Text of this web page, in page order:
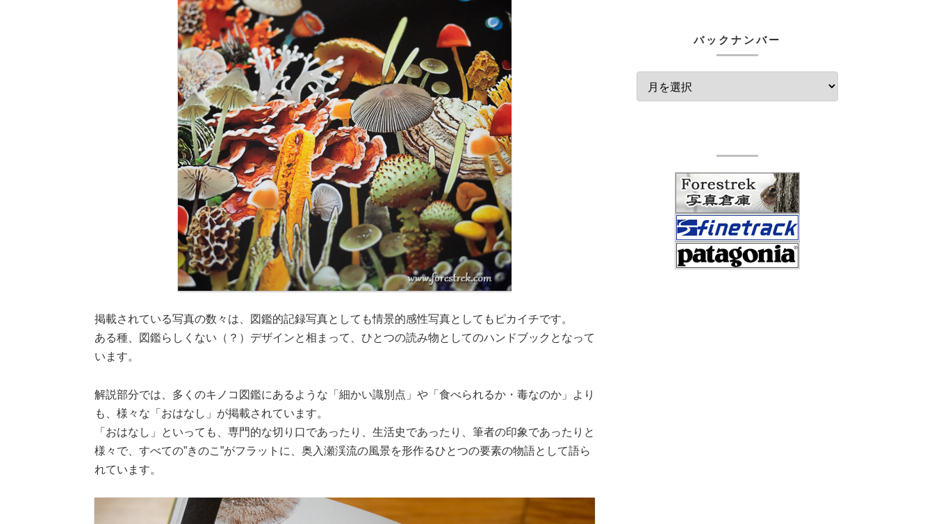
掲載されている写真の数々は、図鑑的記録写真としても情景的感性写真としてもピカイチです。
ある種、図鑑らしくない（？）デザインと相まって、ひとつの読み物としてのハンドブックとなって
います。
解説部分では、多くのキノコ図鑑にあるような「細かい識別点」や「食べられるか・毒なのか」より
も、様々な「おはなし」が掲載されています。
「おはなし」といっても、専門的な切り口であったり、生活史であったり、筆者の印象であったりと
様々で、すべての”きのこ”がフラットに、奥入瀬渓流の風景を形作るひとつの要素の物語として語ら
れています。
バックナンバー